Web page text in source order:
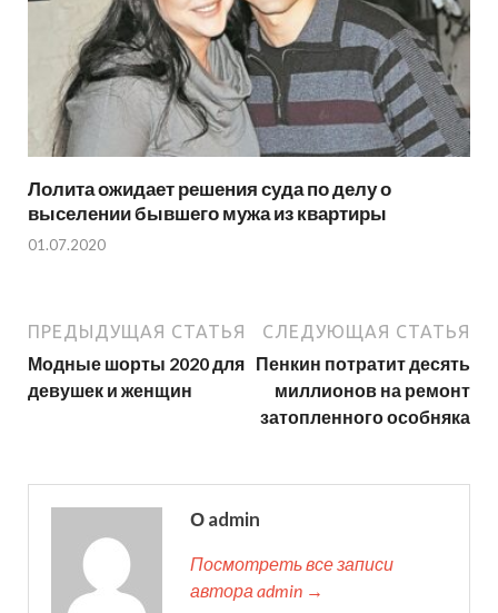
Лолита ожидает решения суда по делу о
выселении бывшего мужа из квартиры
01.07.2020
ПРЕДЫДУЩАЯ СТАТЬЯ
Модные шорты 2020 для
девушек и женщин
СЛЕДУЮЩАЯ СТАТЬЯ
Пенкин потратит десять
миллионов на ремонт
затопленного особняка
О admin
Посмотреть все записи
автора admin →